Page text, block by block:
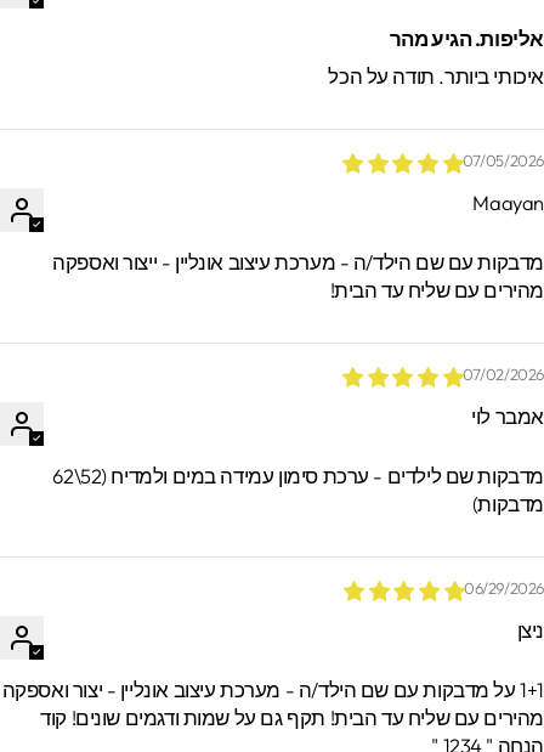
ימים. מעבר לזמן זה לא ניתן לאתר / לקבל
הזמנות.
הגיע מהר
ביותר. תודה על הכל
07/05/
עם שם הילד/ה - מערכת עיצוב אונליין - ייצור ואספקה
עם שליח עד הבית!
07/02/
לוי
מדבקות שם לילדים - ערכת סימון עמידה במים ולמדיח (52\62
06/29/
1+1 על מדבקות עם שם הילד/ה - מערכת עיצוב אונליין - יצור ואספקה
עם שליח עד הבית! תקף גם על שמות ודגמים שונים! קוד
" 1234 "